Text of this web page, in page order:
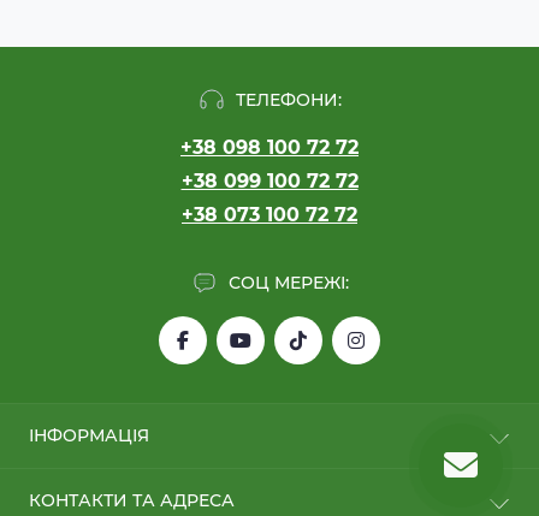
ТЕЛЕФОНИ:
+38 098 100 72 72
+38 099 100 72 72
+38 073 100 72 72
СОЦ МЕРЕЖІ:
ІНФОРМАЦІЯ
КОНТАКТИ ТА АДРЕСА